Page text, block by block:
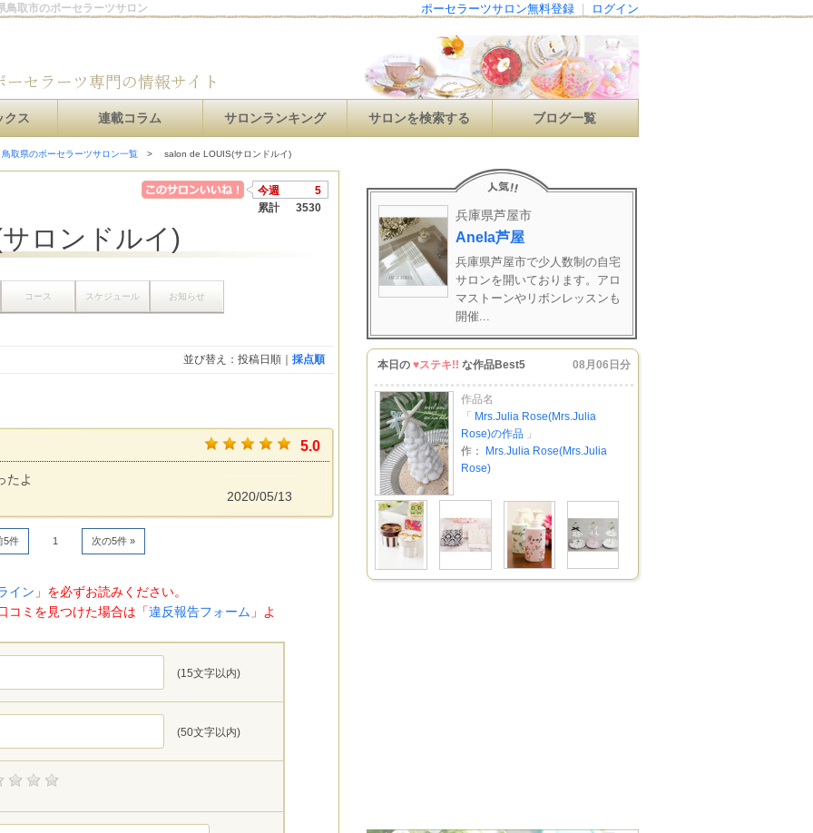
取市のポーセラーツサロン ログイン
ポーセラーツサロン無料登録
クス 連載コラム サロンランキング サロンを検索する ブログ一覧
鳥取県のポーセラーツサロン一覧 salon de LOUIS(サロンドルイ)
今週
5
累計
3530
ロンドルイ)
コース スケジュール お知らせ
並び替え：投稿日順｜ 採点順
5.0
たよ
2020/05/13
5件 1 次の5件 »
イン 」を必ずお読みください。
コミを見つけた場合は「違反報告フォーム 」よ
(15文字以内)
(50文字以内)
兵庫県芦屋市
Anela芦屋
兵庫県芦屋市で少人数制の自宅
サロンを開いております。アロ
マストーンやリボンレッスンも
開催...
本日の ♥ステキ!! な作品Best5 08月06日分
作品名
「
Mrs.Julia Rose(Mrs.Julia
Rose)の作品 」
作：
Mrs.Julia Rose(Mrs.Julia
Rose)